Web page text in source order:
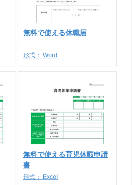
無料で使える休職届
形式： Word
無料で使える育児休暇申請
書
形式： Excel